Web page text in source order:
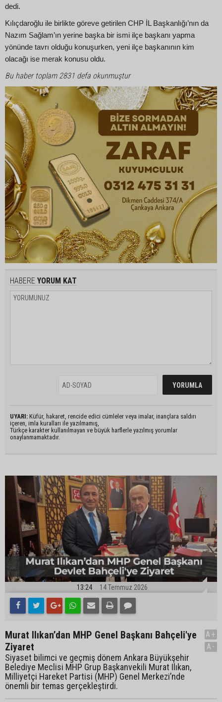
dedi.
Kılıçdaroğlu ile birlikte göreve getirilen CHP İL Başkanlığı’nın da
Nazım Sağlam’ın yerine başka bir ismi ilçe başkanı yapma
yönünde tavrı olduğu konuşurken, yeni ilçe başkanının kim
olacağı ise merak konusu oldu.
Bu haber toplam 2831 defa okunmuştur
HABERE YORUM KAT
UYARI: Küfür, hakaret, rencide edici cümleler veya imalar, inançlara saldırı
içeren, imla kuralları ile yazılmamış,
Türkçe karakter kullanılmayan ve büyük harflerle yazılmış yorumlar
onaylanmamaktadır.
13:24 14 Temmuz 2026
Murat Ilıkan’dan MHP Genel Başkanı Bahçeli'ye
Ziyaret
Siyaset bilimci ve geçmiş dönem Ankara Büyükşehir
Belediye Meclisi MHP Grup Başkanvekili Murat Ilıkan,
Milliyetçi Hareket Partisi (MHP) Genel Merkezi’nde
önemli bir temas gerçekleştirdi.
A+
A-